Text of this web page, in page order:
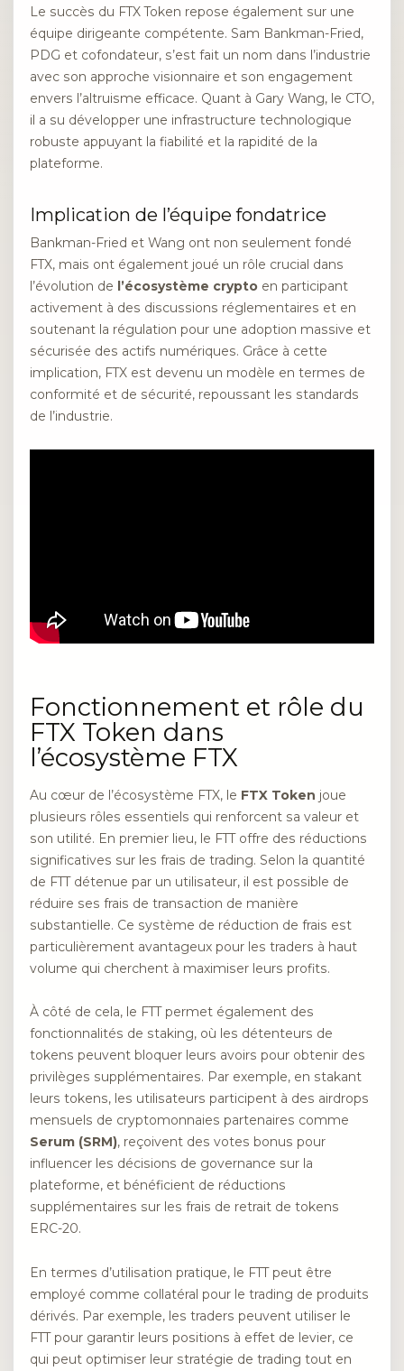
Le succès du FTX Token repose également sur une
équipe dirigeante compétente. Sam Bankman-Fried,
PDG et cofondateur, s’est fait un nom dans l’industrie
avec son approche visionnaire et son engagement
envers l’altruisme efficace. Quant à Gary Wang, le CTO,
il a su développer une infrastructure technologique
robuste appuyant la fiabilité et la rapidité de la
plateforme.
Implication de l’équipe fondatrice
Bankman-Fried et Wang ont non seulement fondé
FTX, mais ont également joué un rôle crucial dans
l’évolution de l’écosystème crypto en participant
activement à des discussions réglementaires et en
soutenant la régulation pour une adoption massive et
sécurisée des actifs numériques. Grâce à cette
implication, FTX est devenu un modèle en termes de
conformité et de sécurité, repoussant les standards
de l’industrie.
Fonctionnement et rôle du
FTX Token dans
l’écosystème FTX
Au cœur de l’écosystème FTX, le FTX Token joue
plusieurs rôles essentiels qui renforcent sa valeur et
son utilité. En premier lieu, le FTT offre des réductions
significatives sur les frais de trading. Selon la quantité
de FTT détenue par un utilisateur, il est possible de
réduire ses frais de transaction de manière
substantielle. Ce système de réduction de frais est
particulièrement avantageux pour les traders à haut
volume qui cherchent à maximiser leurs profits.
À côté de cela, le FTT permet également des
fonctionnalités de staking, où les détenteurs de
tokens peuvent bloquer leurs avoirs pour obtenir des
privilèges supplémentaires. Par exemple, en stakant
leurs tokens, les utilisateurs participent à des airdrops
mensuels de cryptomonnaies partenaires comme
Serum (SRM), reçoivent des votes bonus pour
influencer les décisions de governance sur la
plateforme, et bénéficient de réductions
supplémentaires sur les frais de retrait de tokens
ERC-20.
En termes d’utilisation pratique, le FTT peut être
employé comme collatéral pour le trading de produits
dérivés. Par exemple, les traders peuvent utiliser le
FTT pour garantir leurs positions à effet de levier, ce
qui peut optimiser leur stratégie de trading tout en